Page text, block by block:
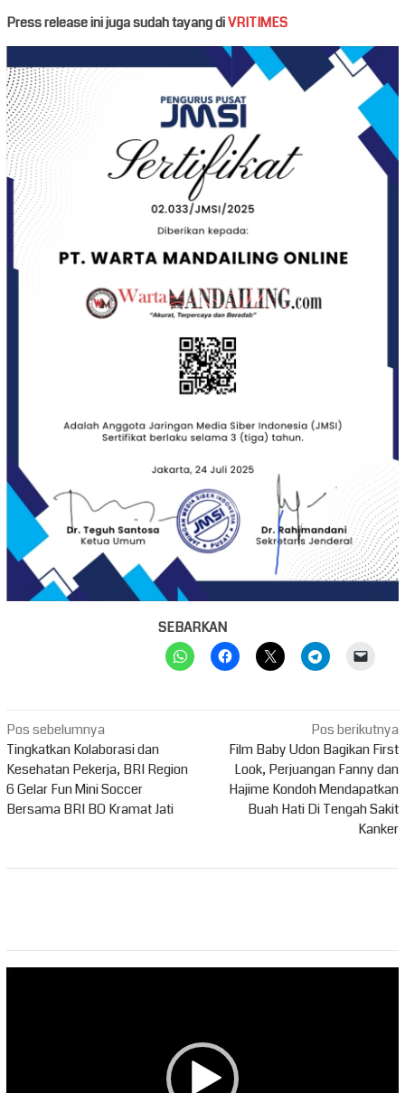
Press release ini juga sudah tayang diVRITIMES
SEBARKAN
Navigasi
pos
Pos sebelumnya
Tingkatkan Kolaborasi dan
Kesehatan Pekerja, BRI Region
6 Gelar Fun Mini Soccer
Bersama BRI BO Kramat Jati
Pos berikutnya
Film Baby Udon Bagikan First
Look, Perjuangan Fanny dan
Hajime Kondoh Mendapatkan
Buah Hati Di Tengah Sakit
Kanker